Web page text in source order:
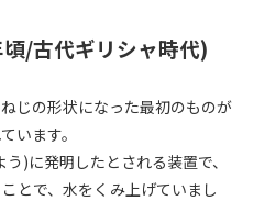
/古代ギリシャ時代)
じの形状になった最初のものが
います。
)に発明したとされる装置で、
とで、水をくみ上げていまし